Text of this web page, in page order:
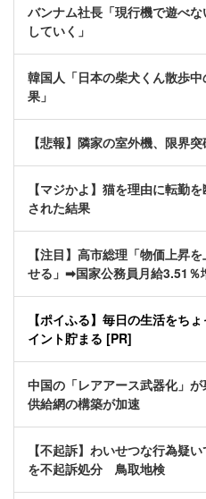
バンナム社長「現行機で遊べ
していく」
韓国人「日本の柴犬くん散歩
果」
【悲報】隣家の室外機、限界突
【マジかよ】猫を理由に転勤
された結果
【注目】高市総理「物価上昇
せる」➡国家公務員月給3.51％
【ポイふる】毎日の生活をち
イント貯まる [PR]
中国の「レアアース武器化」
供給網の構築が加速
【不起訴】わいせつな行為疑
を不起訴処分 鳥取地検